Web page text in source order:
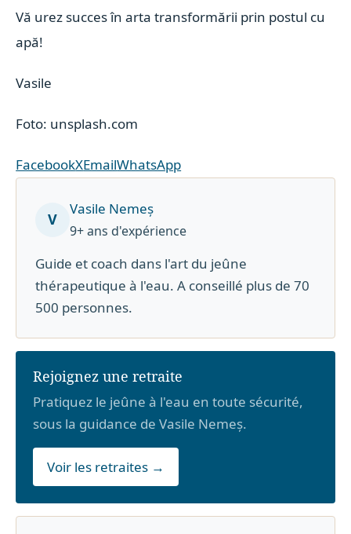
Vă urez succes în arta transformării prin postul cu
apă!
Vasile
Foto: unsplash.com
FacebookXEmailWhatsApp
V
Vasile Nemeș
9+ ans d'expérience
Guide et coach dans l'art du jeûne
thérapeutique à l'eau. A conseillé plus de 70
500 personnes.
Rejoignez une retraite
Pratiquez le jeûne à l'eau en toute sécurité,
sous la guidance de Vasile Nemeș.
Voir les retraites →